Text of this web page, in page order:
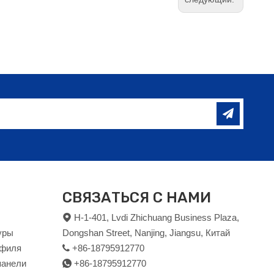
СВЯЗАТЬСЯ С НАМИ
 H-1-401, Lvdi Zhichuang Business Plaza,
Dongshan Street, Nanjing, Jiangsu, Китай
 +86-18795912770
 +86-18795912770